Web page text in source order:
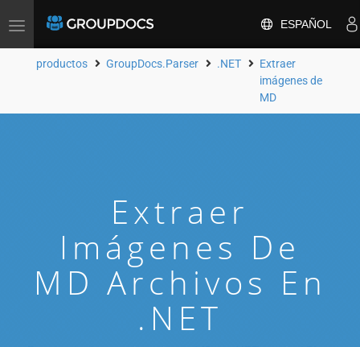
Toggle
ESPAÑOL
productos GroupDocs.Parser .NET
Extraer
imágenes de
MD
Extraer
Imágenes De
MD Archivos En
.NET